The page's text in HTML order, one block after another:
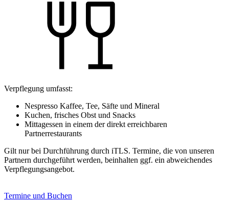
Verpflegung umfasst:
Nespresso Kaffee, Tee, Säfte und Mineral
Kuchen, frisches Obst und Snacks
Mittagessen in einem der direkt erreichbaren
Partnerrestaurants
Gilt nur bei Durchführung durch iTLS. Termine, die von unseren
Partnern durchgeführt werden, beinhalten ggf. ein abweichendes
Verpflegungsangebot.
Termine und Buchen